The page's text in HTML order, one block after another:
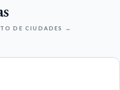
DE CIUDADES →